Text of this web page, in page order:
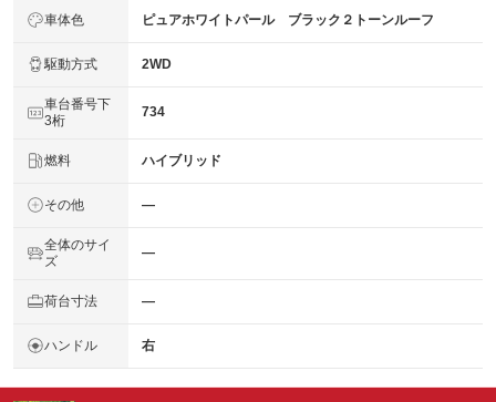
車体色 ピュアホワイトパール ブラック２トーンルーフ
駆動方式 2WD
車台番号下
3桁
734
燃料 ハイブリッド
その他 ―
全体のサイ
ズ
―
荷台寸法 ―
ハンドル 右